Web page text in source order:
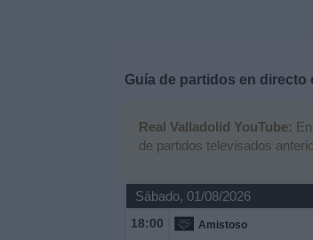
Guía de partidos en directo
Real Valladolid YouTube:
de partidos televisados
Sábado, 01/08/2026
18:00 Amistoso